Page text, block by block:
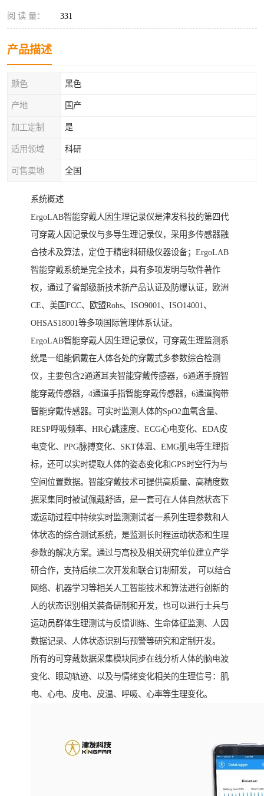
阅 读 量： 331
产品描述
颜色 黑色
产地 国产
加工定制 是
适用领域 科研
可售卖地 全国
系统概述
ErgoLAB智能穿戴人因生理记录仪是津发科技的第四代
可穿戴人因记录仪与多导生理记录仪，采用多传感器融
合技术及算法，定位于精密科研级仪器设备；ErgoLAB
智能穿戴系统是完全技术，具有多项发明与软件著作
权，通过了省部级新技术新产品认证及防爆认证，欧洲
CE、美国FCC、欧盟Rohs、ISO9001、ISO14001、
OHSAS18001等多项国际管理体系认证。
ErgoLAB智能穿戴人因生理记录仪，可穿戴生理监测系
统是一组能佩戴在人体各处的穿戴式多参数综合检测
仪，主要包含2通道耳夹智能穿戴传感器，6通道手腕智
能穿戴传感器，4通道手指智能穿戴传感器，6通道胸带
智能穿戴传感器。可实时监测人体的SpO2血氧含量、
RESP呼吸频率、HR心跳速度、ECG心电变化、EDA皮
电变化、PPG脉搏变化、SKT体温、EMG肌电等生理指
标，还可以实时提取人体的姿态变化和GPS时空行为与
空间位置数据。智能穿戴技术可提供高质量、高精度数
据采集同时被试佩戴舒适，是一套可在人体自然状态下
或运动过程中持续实时监测测试者一系列生理参数和人
体状态的综合测试系统，是监测长时程运动状态和生理
参数的解决方案。通过与高校及相关研究单位建立产学
研合作，支持后续二次开发和联合订制研发， 可以结合
网络、机器学习等相关人工智能技术和算法进行创新的
人的状态识别相关装备研制和开发，也可以进行士兵与
运动员群体生理测试与反馈训练、生命体征监测、人因
数据记录、人体状态识别与预警等研究和定制开发。
所有的可穿戴数据采集模块同步在线分析人体的脑电波
变化、眼动轨迹、以及与情绪变化相关的生理信号：肌
电、心电、皮电、皮温、呼吸、心率等生理变化。